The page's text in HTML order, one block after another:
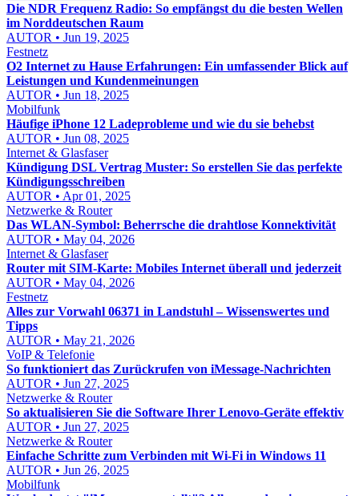
Die NDR Frequenz Radio: So empfängst du die besten Wellen
im Norddeutschen Raum
AUTOR • Jun 19, 2025
Festnetz
O2 Internet zu Hause Erfahrungen: Ein umfassender Blick auf
Leistungen und Kundenmeinungen
AUTOR • Jun 18, 2025
Mobilfunk
Häufige iPhone 12 Ladeprobleme und wie du sie behebst
AUTOR • Jun 08, 2025
Internet & Glasfaser
Kündigung DSL Vertrag Muster: So erstellen Sie das perfekte
Kündigungsschreiben
AUTOR • Apr 01, 2025
Netzwerke & Router
Das WLAN-Symbol: Beherrsche die drahtlose Konnektivität
AUTOR • May 04, 2026
Internet & Glasfaser
Router mit SIM-Karte: Mobiles Internet überall und jederzeit
AUTOR • May 04, 2026
Festnetz
Alles zur Vorwahl 06371 in Landstuhl – Wissenswertes und
Tipps
AUTOR • May 21, 2026
VoIP & Telefonie
So funktioniert das Zurückrufen von iMessage-Nachrichten
AUTOR • Jun 27, 2025
Netzwerke & Router
So aktualisieren Sie die Software Ihrer Lenovo-Geräte effektiv
AUTOR • Jun 27, 2025
Netzwerke & Router
Einfache Schritte zum Verbinden mit Wi-Fi in Windows 11
AUTOR • Jun 26, 2025
Mobilfunk